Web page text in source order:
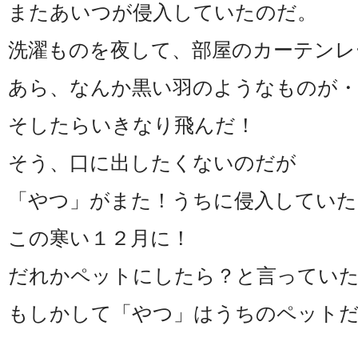
またあいつが侵入していたのだ。
洗濯ものを夜して、部屋のカーテン
あら、なんか黒い羽のようなものが
そしたらいきなり飛んだ！
そう、口に出したくないのだが
「やつ」がまた！うちに侵入してい
この寒い１２月に！
だれかペットにしたら？と言ってい
もしかして「やつ」はうちのペット